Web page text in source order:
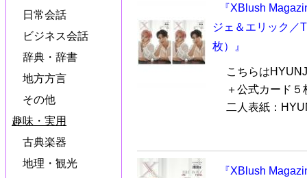
日常会話
ビジネス会話
辞典・辞書
地方方言
その他
趣味・実用
古典楽器
地理・観光
『XBlush
ジェ＆エリック／
枚）』
こちらは
＋公式カード
二人表紙：
『XBlush